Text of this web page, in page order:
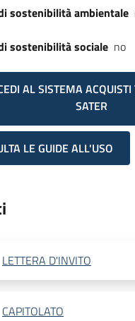
sostenibilità ambientale
sostenibilità sociale no
AL SISTEMA
SATER
LE GUIDE ALL'USO
LETTERA D'INVITO
CAPITOLATO